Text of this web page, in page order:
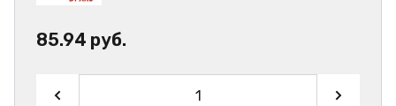
85.94 руб.